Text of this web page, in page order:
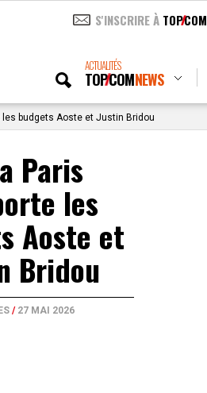
S'INSCRIRE À TOPCOM
ACTUALITÉS
TOPCOMNEWS
les budgets Aoste et Justin Bridou
Paris
les
Aoste et
Bridou
/ 27 MAI 2026